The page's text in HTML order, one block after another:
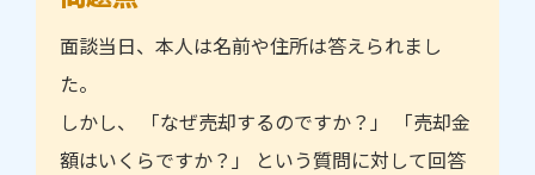
面談当日、本人は名前や住所は答えられまし
た。
しかし、 「なぜ売却するのですか？」 「売却金
額はいくらですか？」 という質問に対して回答